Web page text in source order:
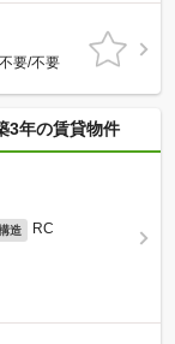
不要/不要
3年の賃貸物件
造 RC